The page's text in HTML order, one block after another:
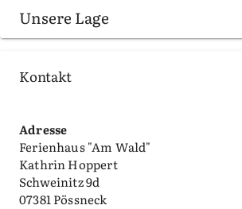
Unsere Lage
Kontakt
Adresse
Ferienhaus "Am Wald"
Kathrin Hoppert
Schweinitz 9d
07381 Pössneck